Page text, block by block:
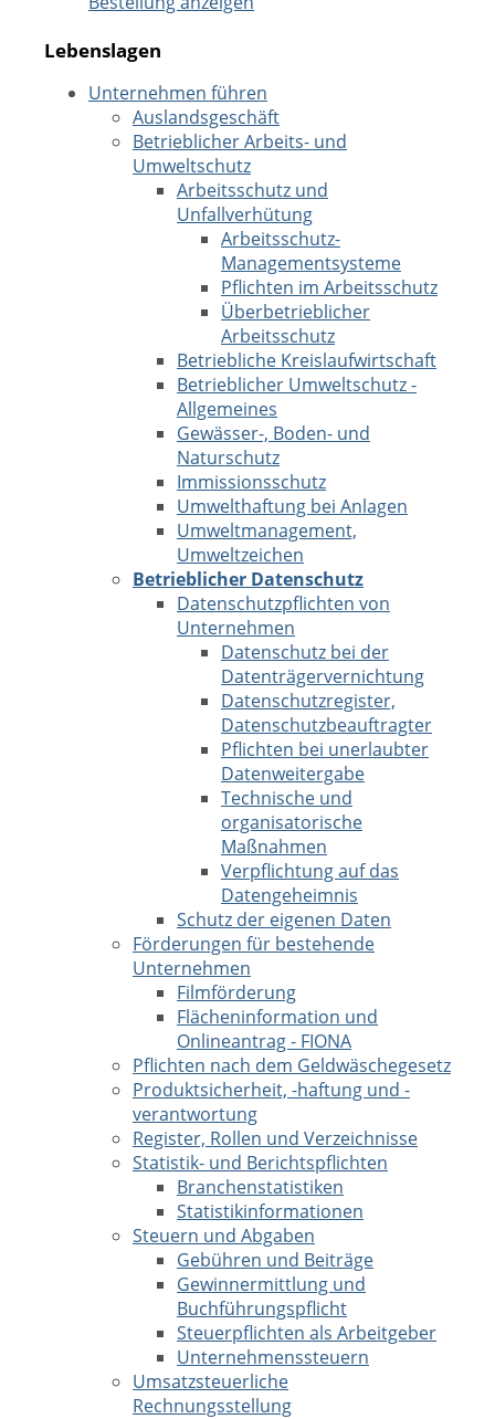
Lebenslagen
Unternehmen führen
Auslandsgeschäft
Betrieblicher Arbeits- und
Umweltschutz
Arbeitsschutz und
Unfallverhütung
Arbeitsschutz-
Managementsysteme
Pflichten im Arbeitsschutz
Überbetrieblicher
Arbeitsschutz
Betriebliche Kreislaufwirtschaft
Betrieblicher Umweltschutz -
Allgemeines
Gewässer-, Boden- und
Naturschutz
Immissionsschutz
Umwelthaftung bei Anlagen
Umweltmanagement,
Umweltzeichen
Betrieblicher Datenschutz
Datenschutzpflichten von
Unternehmen
Datenschutz bei der
Datenträgervernichtung
Datenschutzregister,
Datenschutzbeauftragter
Pflichten bei unerlaubter
Datenweitergabe
Technische und
organisatorische
Maßnahmen
Verpflichtung auf das
Datengeheimnis
Schutz der eigenen Daten
Förderungen für bestehende
Unternehmen
Filmförderung
Flächeninformation und
Onlineantrag - FIONA
Pflichten nach dem Geldwäschegesetz
Produktsicherheit, -haftung und -
verantwortung
Register, Rollen und Verzeichnisse
Statistik- und Berichtspflichten
Branchenstatistiken
Statistikinformationen
Steuern und Abgaben
Gebühren und Beiträge
Gewinnermittlung und
Buchführungspflicht
Steuerpflichten als Arbeitgeber
Unternehmenssteuern
Umsatzsteuerliche
Rechnungsstellung